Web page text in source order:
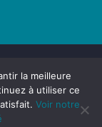
confidentialité -
la meilleure
à utiliser ce
Voir notre